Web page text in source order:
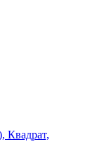
Квадрат,